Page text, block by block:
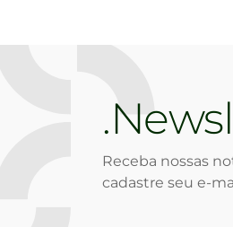
Receba nossas
cadastre seu e-